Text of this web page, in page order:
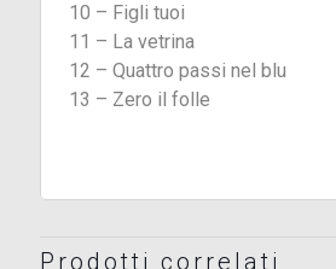
10 – Figli tuoi
11 – La vetrina
12 – Quattro passi nel blu
13 – Zero il folle
Prodotti correlati